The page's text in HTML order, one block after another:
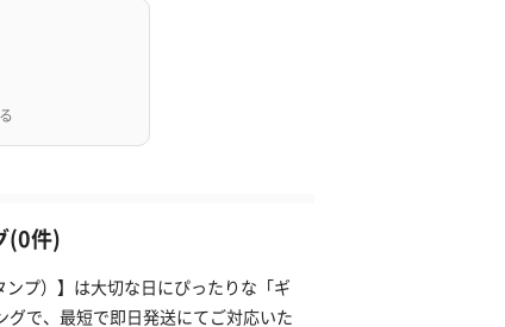
(0件)
プ）】は大切な日にぴったりな「ギ
で、最短で即日発送にてご対応いた